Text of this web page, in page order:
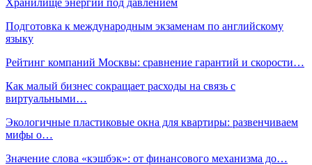
Подготовка к международным экзаменам по английскому
языку
Рейтинг компаний Москвы: сравнение гарантий и скорости…
Как малый бизнес сокращает расходы на связь с
виртуальными…
Экологичные пластиковые окна для квартиры: развенчиваем
мифы о…
Значение слова «кэшбэк»: от финансового механизма до…